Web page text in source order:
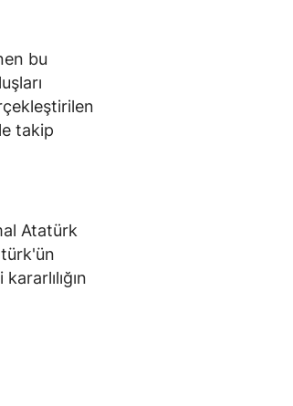
bu
takip
Atatürk